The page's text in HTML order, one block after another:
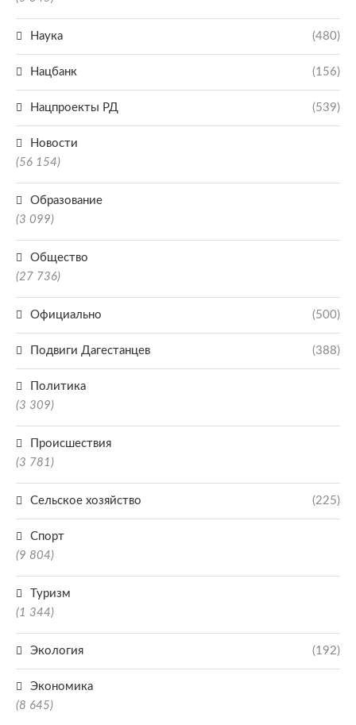
Наука (480)
Нацбанк (156)
Нацпроекты РД (539)
Новости
(56 154)
Образование
(3 099)
Общество
(27 736)
Официально (500)
Подвиги Дагестанцев (388)
Политика
(3 309)
Происшествия
(3 781)
Сельское хозяйство (225)
Спорт
(9 804)
Туризм
(1 344)
Экология (192)
Экономика
(8 645)